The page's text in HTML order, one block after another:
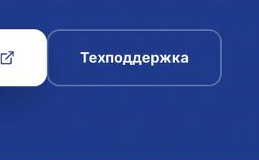
Техподдержка